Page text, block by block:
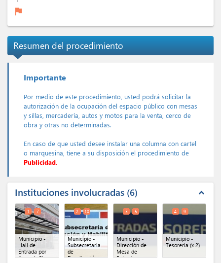
flag
Resumen del procedimiento
Importante
Por medio de este procedimiento, usted podrá solicitar la
autorización de la ocupación del espacio público con mesas
y sillas, mercadería, autos y motos para la venta, cerco de
obra y otras no determinadas.
En caso de que usted desee instalar una columna con cartel
o marquesina, tiene a su disposición el procedimiento de
Publicidad.
Instituciones involucradas 6 expand_less
Municipio -
Hall de
Entrada por
Azara(x 2)
1 7
Municipio -
Subsecretaría
de
Fiscalización y
2 10
Municipio -
Dirección de
Mesa de
Entradas
3 5
Municipio -
Tesorería (x 2)
4 9